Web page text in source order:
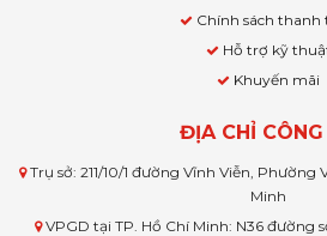
Chính sách thanh
Hỗ trợ kỹ
Khuyến mãi
ĐỊA CHỈ
Trụ sở: 211/10/1 đường Vĩnh Viễn, Phường
Minh
VPGD tại TP. Hồ Chí Minh: N36 đường